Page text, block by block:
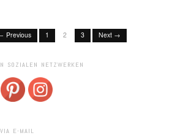
Previous 1 2 3 Next →
SOZIALEN NETZWERKEN
E-MAIL